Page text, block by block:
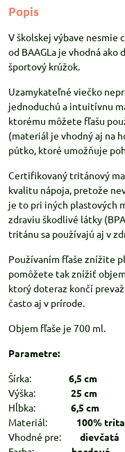
Popis
V školskej výbave nesmie
od BAAGLa je vhodná ako
športový krúžok.
Uzamykateľné viečko
jednoduchú a intuitívnu
ktorému môžete fľašu
(materiál je vhodný aj na
pútko, ktoré umožňuje
Certifikovaný tritánový
kvalitu nápoja, pretože
je to pri iných plastových
zdraviu škodlivé látky
tritánu sa používajú aj v
Používaním fľaše znížite
pomôžete tak znížiť
ktorý doteraz končí
často aj v prírode.
Objem fľaše je 700 ml.
Parametre:
Šírka: 6,5 cm
Výška:
25 cm
Hĺbka:
6,5 cm
Materiál:
100%
Vhodné pre:
dievčatá